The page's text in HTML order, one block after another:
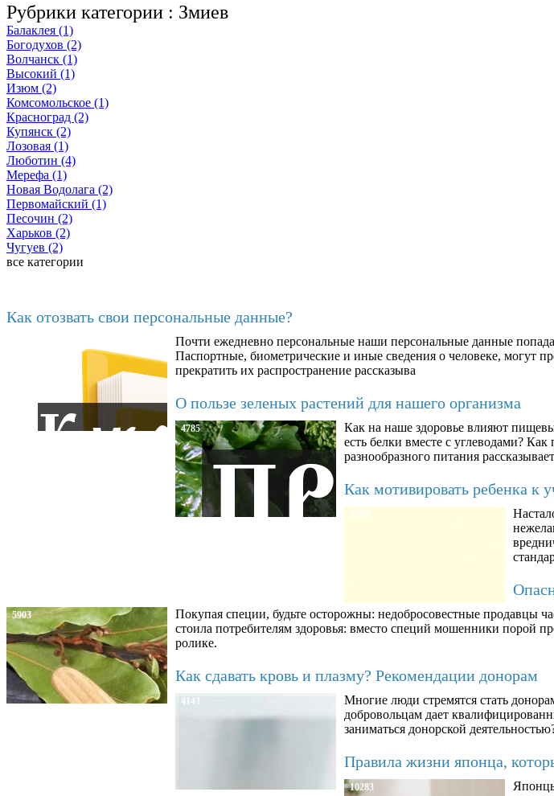
Рубрики категории : Змиев
Балаклея (1)
Богодухов (2)
Волчанск (1)
Высокий (1)
Изюм (2)
Комсомольское (1)
Красноград (2)
Купянск (2)
Лозовая (1)
Люботин (4)
Мерефа (1)
Новая Водолага (2)
Первомайский (1)
Песочин (2)
Харьков (2)
Чугуев (2)
все категории
Как отозвать свои персональные данные?
Почти ежедневно персональные наши персональные данные
Паспортные, биометрические и иные сведения о человеке, могут
прекратить их распространение рассказыва
О пользе зеленых растений для нашего организма
4785
Как на наше здоровье влияют
есть белки вместе с углеводами?
разнообразного питания
Как мотивировать ребенка к
8780
5903
Покупая специи, будьте осторожны: недобросовестные продавцы
стоила потребителям здоровья: вместо специй мошенники порой
ролике.
Как сдавать кровь и плазму? Рекомендации донорам
4143
Многие люди стремятся стать
добровольцам дает
заниматься донорской
Правила жизни японца,
10283